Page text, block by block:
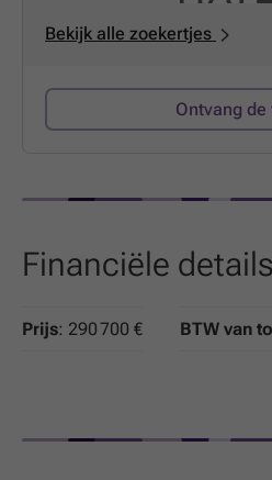
Bekijk alle zoekertjes
Ontvang de
Financiële details
Prijs: 290 700 € BTW van